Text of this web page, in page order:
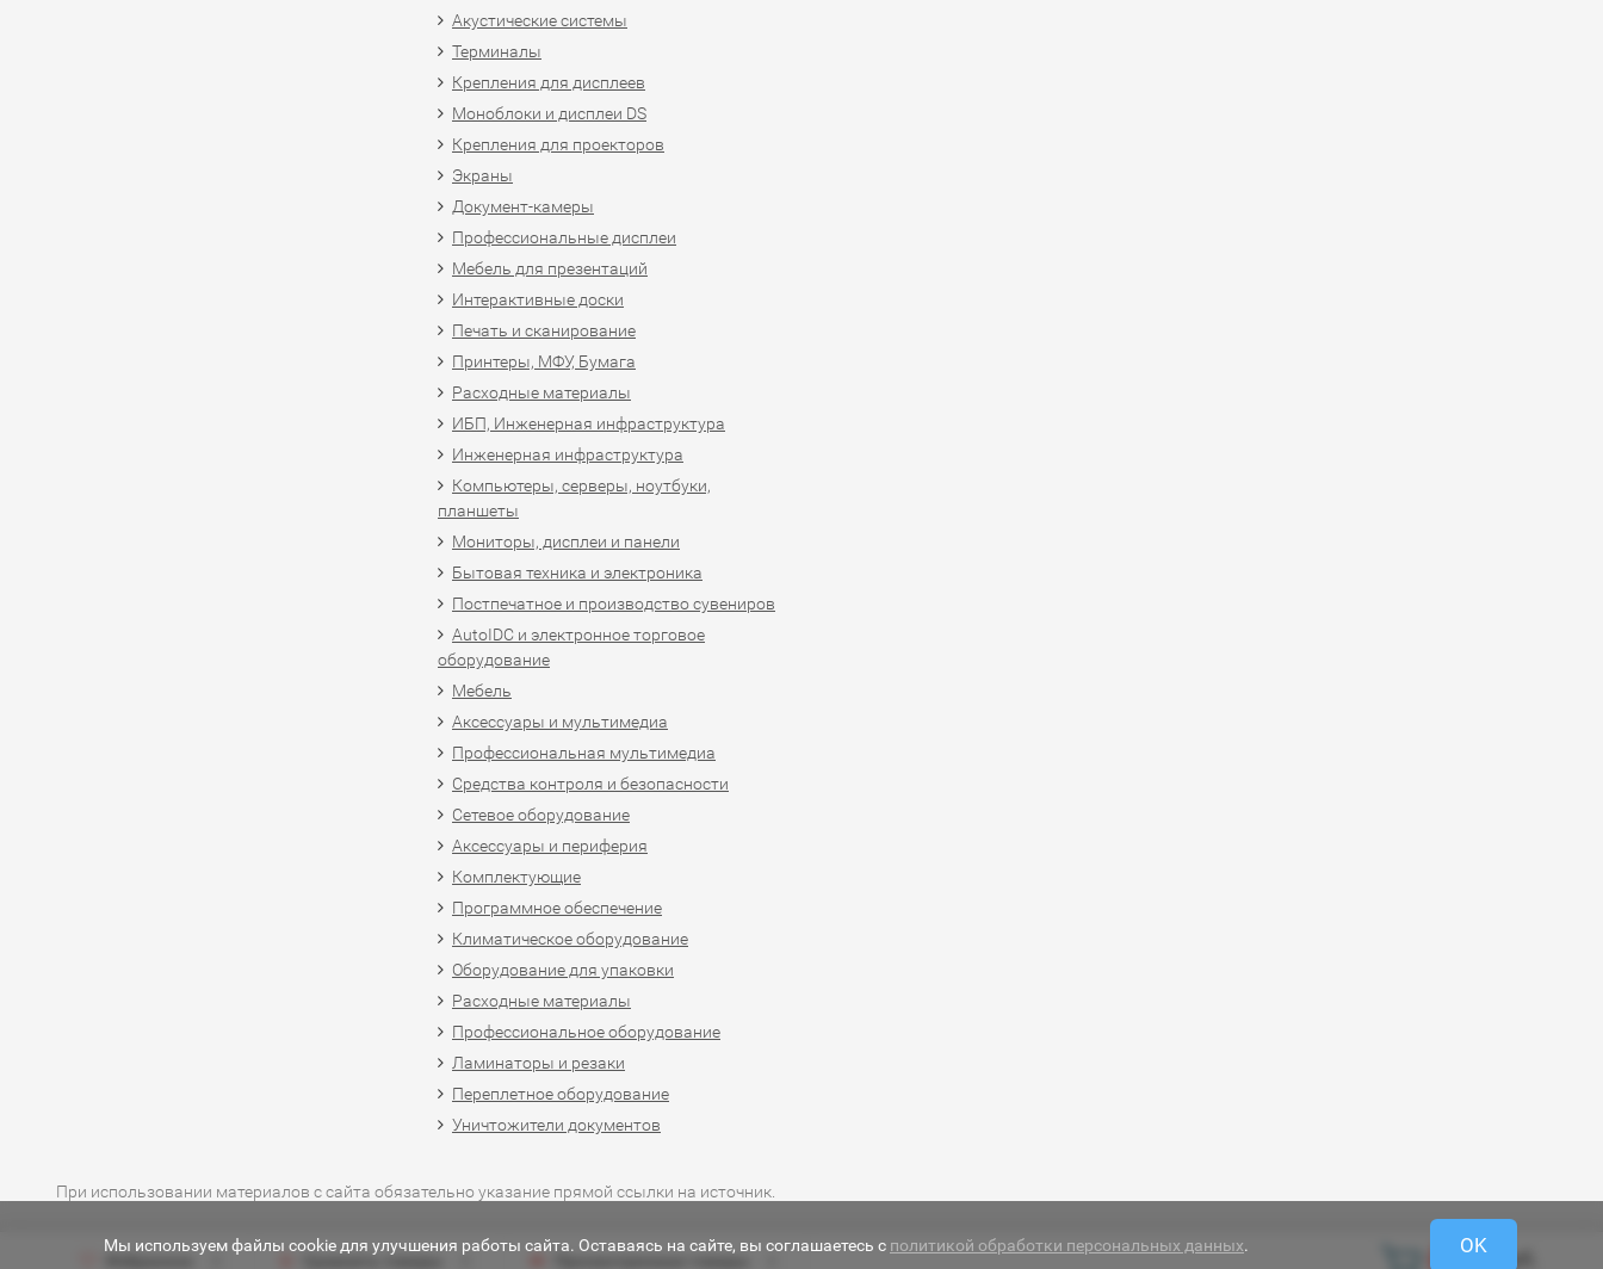
Акустические системы
Терминалы
Крепления для дисплеев
Моноблоки и дисплеи DS
Крепления для проекторов
Экраны
Документ-камеры
Профессиональные дисплеи
Мебель для презентаций
Интерактивные доски
Печать и сканирование
Принтеры, МФУ, Бумага
Расходные материалы
ИБП, Инженерная инфраструктура
Инженерная инфраструктура
Компьютеры, серверы, ноутбуки,
планшеты
Мониторы, дисплеи и панели
Бытовая техника и электроника
Постпечатное и производство сувениров
AutoIDC и электронное торговое
оборудование
Мебель
Аксессуары и мультимедиа
Профессиональная мультимедиа
Средства контроля и безопасности
Сетевое оборудование
Аксессуары и периферия
Комплектующие
Программное обеспечение
Климатическое оборудование
Оборудование для упаковки
Расходные материалы
Профессиональное оборудование
Ламинаторы и резаки
Переплетное оборудование
Уничтожители документов
При использовании материалов с сайта обязательно указание прямой ссылки на источник.
Сравнить товары 0 руб.
Мы используем файлы cookie для улучшения работы сайта. Оставаясь на сайте, вы соглашаетесь с политикой обработки персональных данных. OK